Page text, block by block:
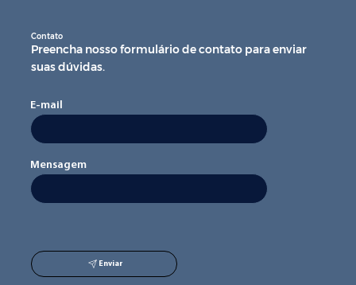
Contato
Preencha nosso formulário de contato para enviar
suas dúvidas.
E-mail
Mensagem
Enviar